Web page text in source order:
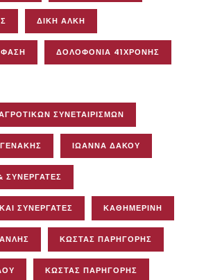
ΔΊΚΗ ΆΛΚΗ
ΔΟΛΟΦΟΝΊΑ 41ΧΡΟΝΗΣ
ΣΥΝΕΤΑΙΡΙΣΜΏΝ
ΙΩΆΝΝΑ ΔΆΚΟΥ
ΣΥΝΕΡΓΑΤΕΣ
ΣΥΝΕΡΓΆΤΕΣ ΚΑΘΗΜΕΡΙΝΗ
ΚΩΣΤΑΣ ΠΑΡΗΓΟΡΗΣ
ΚΏΣΤΑΣ ΠΑΡΗΓΌΡΗΣ